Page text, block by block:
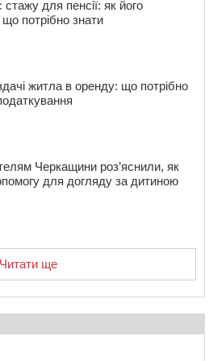
із Драбівщини просить
на дороговартісні ліки
колишню очільницю відділу
електрики за завищеною
для пенсії: як його
потрібно знати
житла в оренду: що потрібно
Черкащини роз’яснили, як
для догляду за дитиною
Читати ще